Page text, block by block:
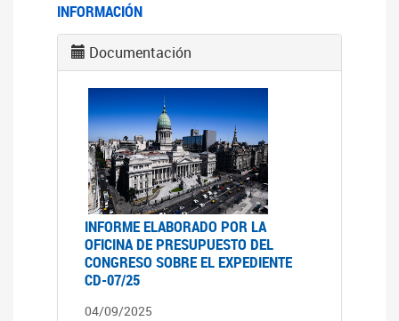
INFORMACIÓN
Documentación
INFORME ELABORADO POR LA
OFICINA DE PRESUPUESTO DEL
CONGRESO SOBRE EL EXPEDIENTE
CD-07/25
04/09/2025